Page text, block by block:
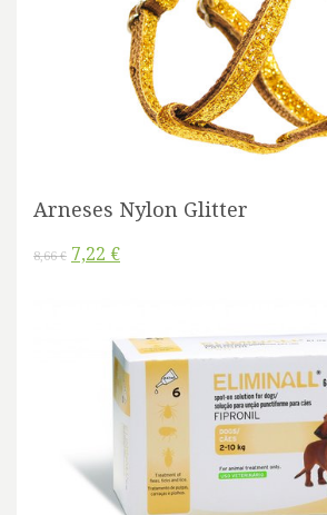
Arneses Nylon Glitter
8,66 € 7,22 €